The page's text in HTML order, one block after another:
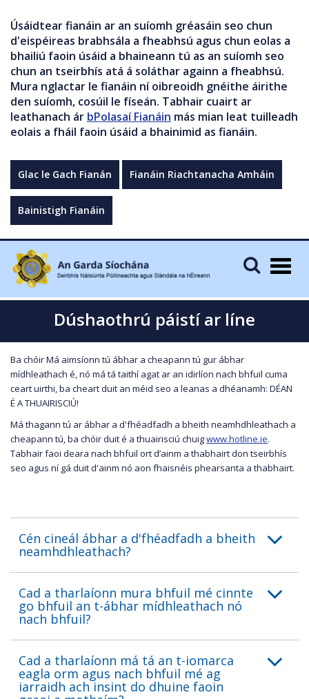
Úsáidtear fianáin ar an suíomh gréasáin seo chun
d'eispéireas brabhsála a fheabhsú agus chun eolas a
bhailiú faoin úsáid a bhaineann tú as an suíomh seo
chun an tseirbhís atá á soláthar againn a fheabhsú.
Mura nglactar le fianáin ní oibreoidh gnéithe áirithe
den suíomh, cosúil le físeán. Tabhair cuairt ar
leathanach ár bPolasaí Fianáin más mian leat tuilleadh
eolais a fháil faoin úsáid a bhainimid as fianáin.
Glac le Gach Fianán Fianáin Riachtanacha Amháin
Bainistigh Fianáin
Dúshaothrú páistí ar líne
Ba chóir Má aimsíonn tú ábhar a cheapann tú gur ábhar
mídhleathach é, nó má tá taithí agat ar an idirlíon nach bhfuil cuma
ceart uirthi, ba cheart duit an méid seo a leanas a dhéanamh: DÉAN
É A THUAIRISCIÚ!
Má thagann tú ar ábhar a d'fhéadfadh a bheith neamhdhleathach a
cheapann tú, ba chóir duit é a thuairisciú chuigwww.hotline.ie.
Tabhair faoi deara nach bhfuil ort d’ainm a thabhairt don tseirbhís
seo agus ní gá duit d'ainm nó aon fhaisnéis phearsanta a thabhairt.
Cén cineál ábhar a d'fhéadfadh a bheith
neamhdhleathach?
Cad a tharlaíonn mura bhfuil mé cinnte
go bhfuil an t-ábhar mídhleathach nó
nach bhfuil?
Cad a tharlaíonn má tá an t-iomarca
eagla orm agus nach bhfuil mé ag
iarraidh ach insint do dhuine faoin